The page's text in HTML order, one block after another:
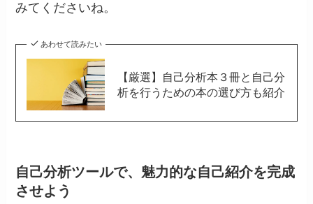
みてくださいね。
あわせて読みたい
【厳選】自己分析本３冊と自己分
析を行うための本の選び方も紹介
自己分析ツールで、魅力的な自己紹介を完成
させよう